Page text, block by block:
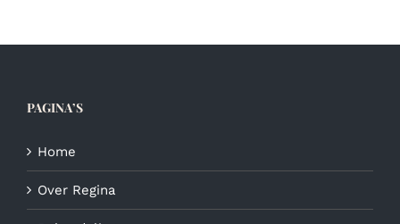
gekozen
PAGINA’S
Home
Over Regina